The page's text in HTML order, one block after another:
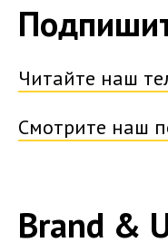
Читайте наш
Смотрите наш
Brand &